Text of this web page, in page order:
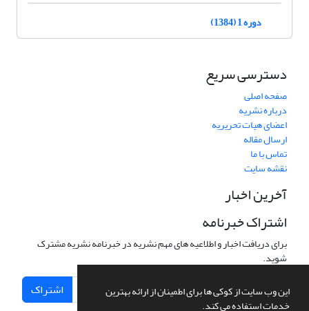
این وب سایت از کوکی ها برای اطمینان از ارائه بهترین
خدمات استفاده می کند.
دوره 1 (1384)
دسترسی سریع
صفحه اصلی
درباره نشریه
اعضای هیات تحریریه
ارسال مقاله
تماس با ما
نقشه سایت
آخرین اخبار
اشتراک خبرنامه
برای دریافت اخبار و اطلاعیه های مهم نشریه در خبرنامه نشریه مشترک
شوید.
اشتراک